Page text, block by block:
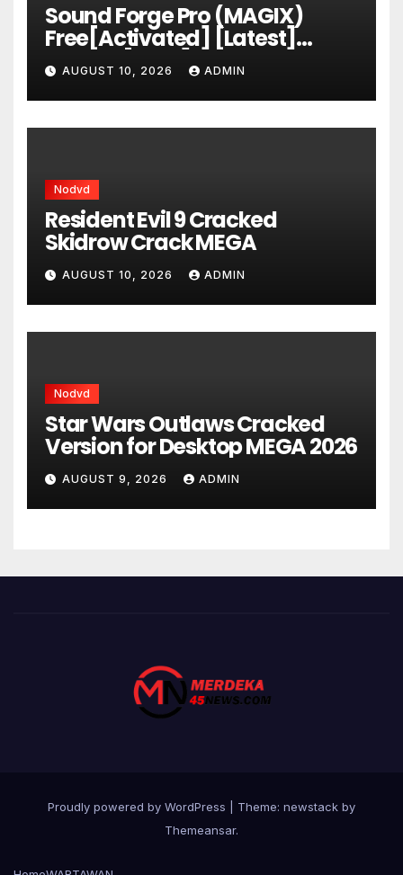
Sound Forge Pro (MAGIX)
Free[Activated] [Latest]
x86x64 [Final] 2026
AUGUST 10, 2026 ADMIN
Nodvd
Resident Evil 9 Cracked
Skidrow Crack MEGA
AUGUST 10, 2026 ADMIN
Nodvd
Star Wars Outlaws Cracked
Version for Desktop MEGA 2026
AUGUST 9, 2026 ADMIN
Proudly powered by WordPress
Theme: newstack by
Themeansar.